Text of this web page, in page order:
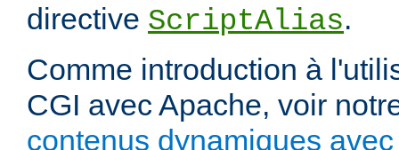
directive ScriptAlias.
Comme introduction à
CGI avec Apache, voir
contenus dynamiques